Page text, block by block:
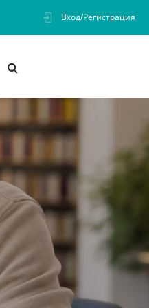
Вход/Регистрация